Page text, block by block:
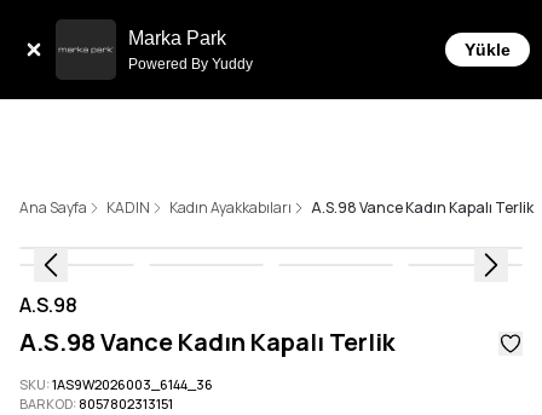
Marka Park
Powered By Yuddy
Yükle
Ana Sayfa KADIN Kadın Ayakkabıları A.S.98 Vance Kadın Kapalı Terlik
A.S.98
A.S.98 Vance Kadın Kapalı Terlik
SKU:1AS9W2026003_6144_36
BARKOD: 8057802313151